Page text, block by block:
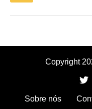
Copyright
Sobre nós